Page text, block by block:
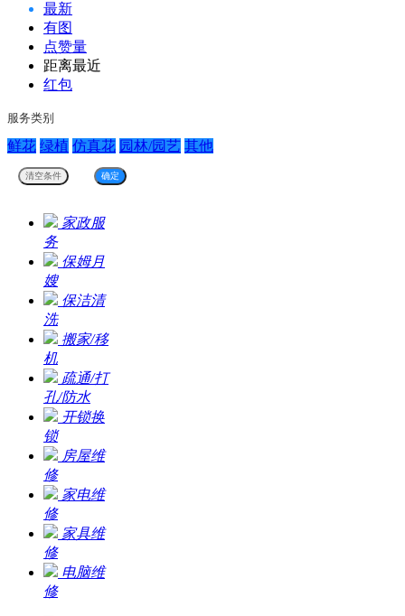
最新
有图
点赞量
距离最近
红包
服务类别
鲜花 绿植 仿真花 园林/园艺 其他
家政服
务
保姆月
嫂
保洁清
洗
搬家/移
机
疏通/打
孔/防水
开锁换
锁
房屋维
修
家电维
修
家具维
修
电脑维
修